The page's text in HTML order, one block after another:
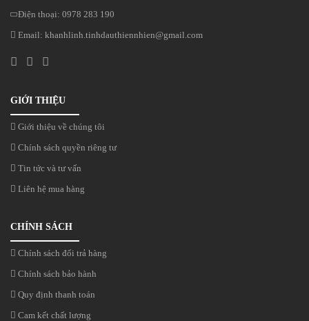
Điện thoại: 0978 283 190
Email: khanhlinh.tinhdauthiennhien@gmail.com
GIỚI THIỆU
Giới thiệu về chúng tôi
Chính sách quyền riêng tư
Tin tức và tư vấn
Liên hệ mua hàng
CHÍNH SÁCH
Chính sách đổi trả hàng
Chính sách bảo hành
Quy định thanh toán
Cam kết chất lượng